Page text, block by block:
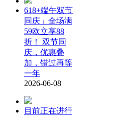
618+端午双节
同庆」全场满
59欧立享88
折！ 双节同
庆，优惠叠
加，错过再等
一年
2026-06-08
目前正在进行